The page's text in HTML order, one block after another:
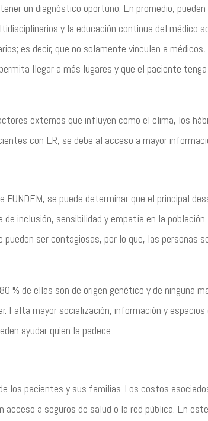
un diagnóstico oportuno. En promedio,
y la educación continua del médico
es decir, que no solamente vinculen a
llegar a más lugares y que el paciente
externos que influyen como el clima, los
con ER, se debe al acceso a mayor
se puede determinar que el principal
inclusión, sensibilidad y empatía en la
ser contagiosas, por lo que, las personas
% de ellas son de origen genético y de ninguna
Falta mayor socialización, información y
ayudar quien la padece.
los pacientes y sus familias. Los costos
acceso a seguros de salud o la red pública. En